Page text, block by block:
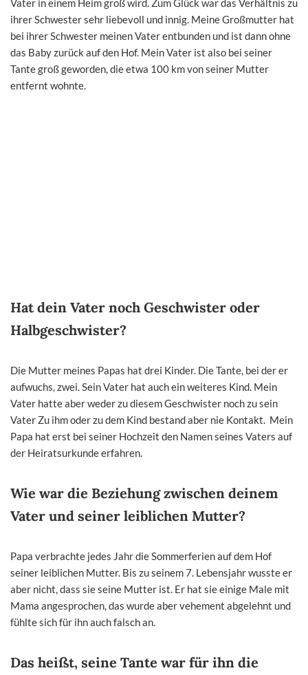
Vater in einem Heim groß wird. Zum Glück war das Verhältnis zu
ihrer Schwester sehr liebevoll und innig. Meine Großmutter hat
bei ihrer Schwester meinen Vater entbunden und ist dann ohne
das Baby zurück auf den Hof. Mein Vater ist also bei seiner
Tante groß geworden, die etwa 100 km von seiner Mutter
entfernt wohnte.
Hat dein Vater noch Geschwister oder
Halbgeschwister?
Die Mutter meines Papas hat drei Kinder. Die Tante, bei der er
aufwuchs, zwei. Sein Vater hat auch ein weiteres Kind. Mein
Vater hatte aber weder zu diesem Geschwister noch zu sein
Vater Zu ihm oder zu dem Kind bestand aber nie Kontakt. Mein
Papa hat erst bei seiner Hochzeit den Namen seines Vaters auf
der Heiratsurkunde erfahren.
Wie war die Beziehung zwischen deinem
Vater und seiner leiblichen Mutter?
Papa verbrachte jedes Jahr die Sommerferien auf dem Hof
seiner leiblichen Mutter. Bis zu seinem 7. Lebensjahr wusste er
aber nicht, dass sie seine Mutter ist. Er hat sie einige Male mit
Mama angesprochen, das wurde aber vehement abgelehnt und
fühlte sich für ihn auch falsch an.
Das heißt, seine Tante war für ihn die